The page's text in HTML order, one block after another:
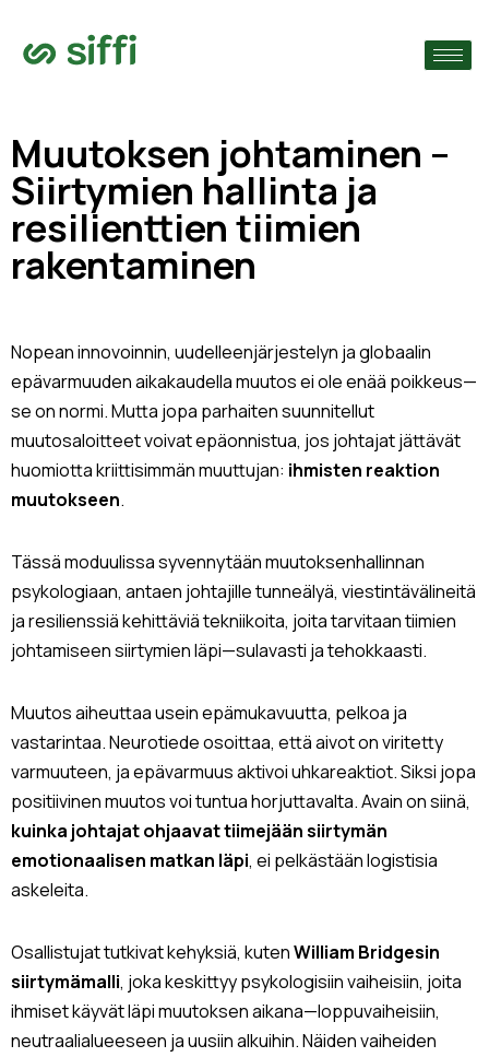
›
Muutoksen johtaminen –
Siirtymien hallinta ja
resilienttien tiimien
rakentaminen
Nopean innovoinnin, uudelleenjärjestelyn ja globaalin
epävarmuuden aikakaudella muutos ei ole enää poikkeus—
se on normi. Mutta jopa parhaiten suunnitellut
muutosaloitteet voivat epäonnistua, jos johtajat jättävät
huomiotta kriittisimmän muuttujan: ihmisten reaktion
muutokseen.
Tässä moduulissa syvennytään muutoksenhallinnan
psykologiaan, antaen johtajille tunneälyä, viestintävälineitä
ja resilienssiä kehittäviä tekniikoita, joita tarvitaan tiimien
johtamiseen siirtymien läpi—sulavasti ja tehokkaasti.
Muutos aiheuttaa usein epämukavuutta, pelkoa ja
vastarintaa. Neurotiede osoittaa, että aivot on viritetty
varmuuteen, ja epävarmuus aktivoi uhkareaktiot. Siksi jopa
positiivinen muutos voi tuntua horjuttavalta. Avain on siinä,
kuinka johtajat ohjaavat tiimejään siirtymän
emotionaalisen matkan läpi, ei pelkästään logistisia
askeleita.
Osallistujat tutkivat kehyksiä, kutenWilliam Bridgesin
siirtymämalli, joka keskittyy psykologisiin vaiheisiin, joita
ihmiset käyvät läpi muutoksen aikana—loppuvaiheisiin,
neutraalialueeseen ja uusiin alkuihin. Näiden vaiheiden